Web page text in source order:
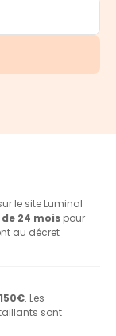
le site Luminal
24 mois pour
au décret
150€. Les
sont